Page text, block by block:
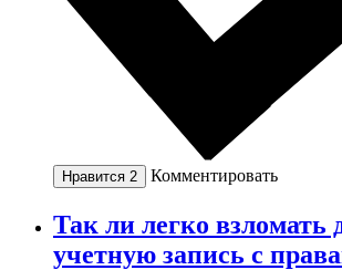
Нравится 2 Комментировать
Так ли легко взломать
учетную запись с